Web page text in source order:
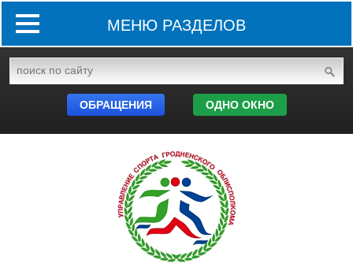
МЕНЮ РАЗДЕЛОВ
ОБРАЩЕНИЯ ОДНО ОКНО